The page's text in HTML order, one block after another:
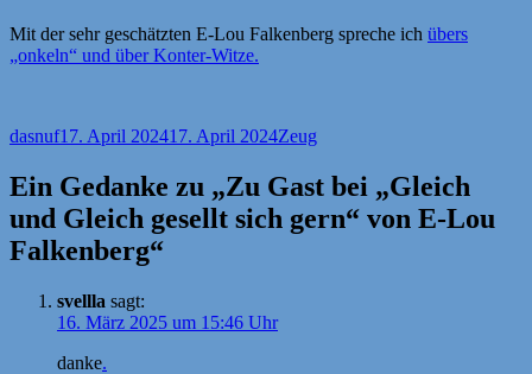
Mit der sehr geschätzten E-Lou Falkenberg spreche ich übers
„onkeln“ und über Konter-Witze.
Autor
dasnufVeröffentlicht
17. April 202417. April 2024Kategorien
Zeug
Ein Gedanke zu „Zu Gast bei „Gleich
und Gleich gesellt sich gern“ von E-Lou
Falkenberg“
svellla sagt:
16. März 2025 um 15:46 Uhr
danke.